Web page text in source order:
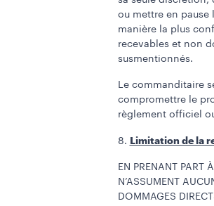
ou mettre en pause
manière la plus
recevables et non
susmentionnés.
Le commanditaire
compromettre le
règlement officiel
8. Limitation de la
EN PRENANT PART
N’ASSUMENT
DOMMAGES